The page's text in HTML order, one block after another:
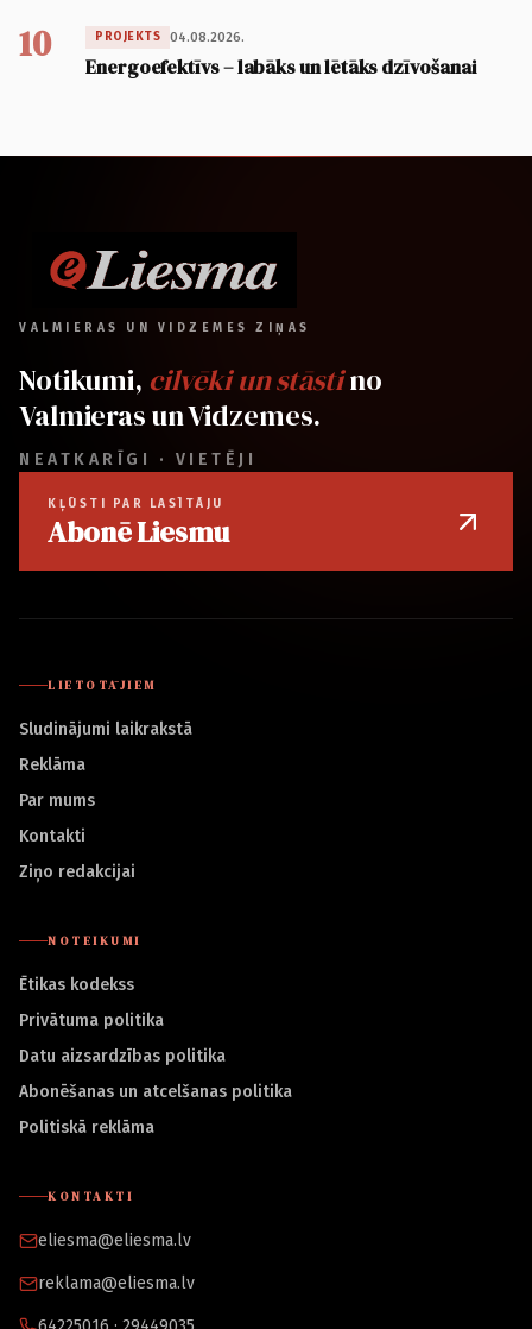
10 PROJEKTS 04.08.2026.
Energoefektīvs – labāks un lētāks dzīvošanai
VALMIERAS UN VIDZEMES ZIŅAS
Notikumi, cilvēki un stāstino
Valmieras un Vidzemes.
NEATKARĪGI · VIETĒJI
KĻŪSTI PAR LASĪTĀJU
Abonē Liesmu
LIETOTĀJIEM
Sludinājumi laikrakstā
Reklāma
Par mums
Kontakti
Ziņo redakcijai
NOTEIKUMI
Ētikas kodekss
Privātuma politika
Datu aizsardzības politika
Abonēšanas un atcelšanas politika
Politiskā reklāma
KONTAKTI
eliesma@eliesma.lv
reklama@eliesma.lv